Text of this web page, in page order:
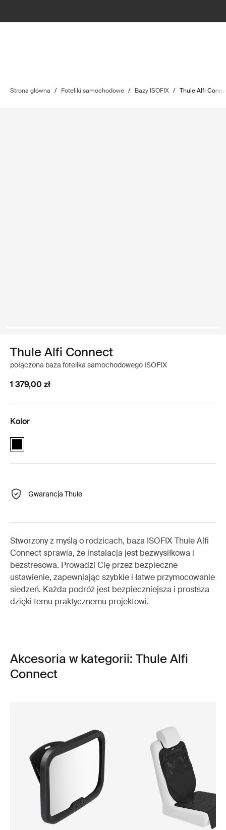
Strona główna / Foteliki samochodowe / Bazy ISOFIX / Thule Alfi
Thule Alfi Connect
połączona baza fotelika samochodowego ISOFIX
1 379,00 zł
Kolor
Thule Alfi Connect Czarny (selected)
Gwarancja Thule
Stworzony z myślą o rodzicach, baza ISOFIX Thule Alfi
Connect sprawia, że instalacja jest bezwysiłkowa i
bezstresowa. Prowadzi Cię przez bezpieczne
ustawienie, zapewniając szybkie i łatwe przymocowanie
siedzeń. Każda podróż jest bezpieczniejsza i prostsza
dzięki temu praktycznemu projektowi.
Akcesoria w kategorii: Thule Alfi
Connect